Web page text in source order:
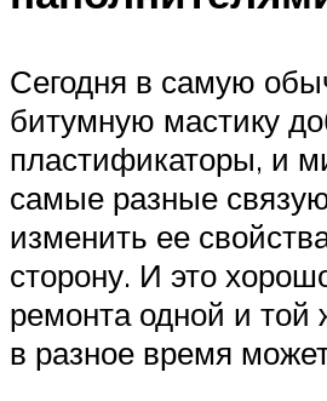
Сегодня в самую
битумную мастику
пластификаторы, и
самые разные
изменить ее
сторону. И это
ремонта одной и той
в разное время